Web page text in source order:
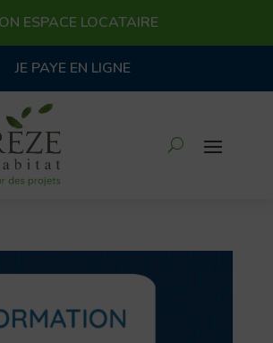
ESPACE LOCATAIRE
JE PAYE EN LIGNE